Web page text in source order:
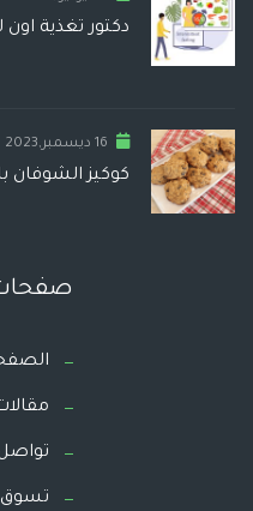
دكتور تغذية
16 ديسمبر,2023
كوكيز الشوفان
تسوق